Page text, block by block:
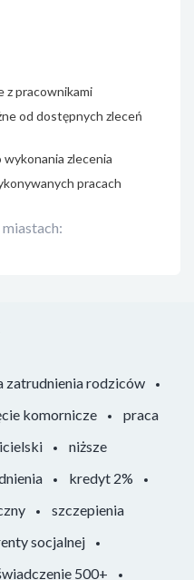
z pracownikami
od dostępnych zleceń
zlecenia
pracach
zatrudnienia rodziców
komornicze
praca
niższe
kredyt 2%
szczepienia
socjalnej
500+